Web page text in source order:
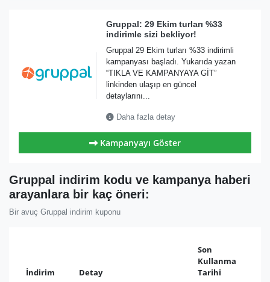
Gruppal: 29 Ekim turları %33
indirimle sizi bekliyor!
Gruppal 29 Ekim turları %33 indirimli
kampanyası başladı. Yukarıda yazan
“TIKLA VE KAMPANYAYA GİT”
linkinden ulaşıp en güncel
detaylarını...
Daha fazla detay
Kampanyayı Göster
Gruppal indirim kodu ve kampanya haberi
arayanlara bir kaç öneri:
Bir avuç Gruppal indirim kuponu
İndirim Detay
Son
Kullanma
Tarihi